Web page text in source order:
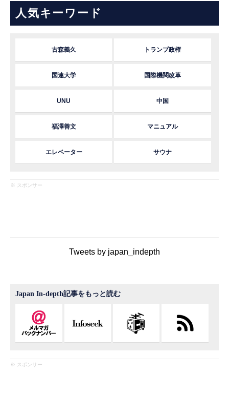
人気キーワード
古森義久 トランプ政権
国連大学 国際機関改革
UNU 中国
福澤善文 マニュアル
エレベーター サウナ
※ スポンサー
Tweets by japan_indepth
Japan In-depth記事をもっと読む
※ スポンサー